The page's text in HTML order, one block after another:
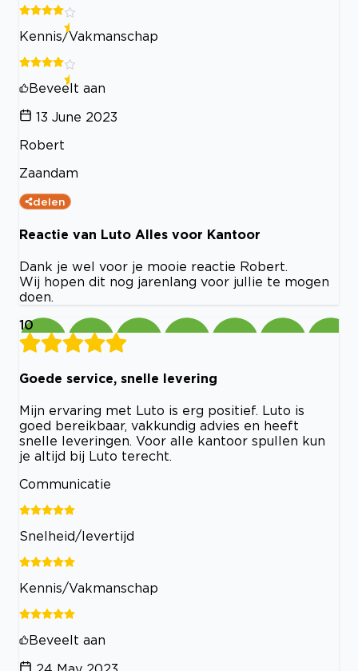
Kennis/Vakmanschap
Beveelt aan
13 June 2023
Robert
Zaandam
delen
Reactie van Luto Alles voor Kantoor
Dank je wel voor je mooie reactie Robert.
Wij hopen dit nog jarenlang voor jullie te mogen
doen.
10
Goede service, snelle levering
Mijn ervaring met Luto is erg positief. Luto is
goed bereikbaar, vakkundig advies en heeft
snelle leveringen. Voor alle kantoor spullen kun
je altijd bij Luto terecht.
Communicatie
Snelheid/levertijd
Kennis/Vakmanschap
Beveelt aan